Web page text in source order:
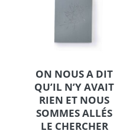
ON NOUS A DIT
QU’IL N’Y AVAIT
RIEN ET NOUS
SOMMES ALLÉS
LE CHERCHER